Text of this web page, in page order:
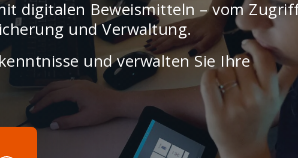
digitalen Beweismitteln – vom
und Verwaltung.
und verwalten Sie Ihre